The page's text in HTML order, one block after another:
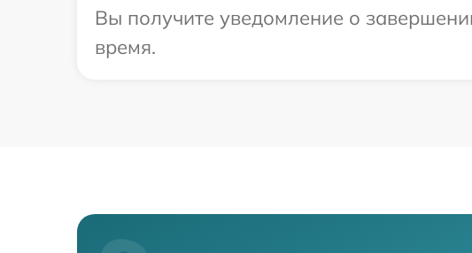
Вы получите уведомление о
время.